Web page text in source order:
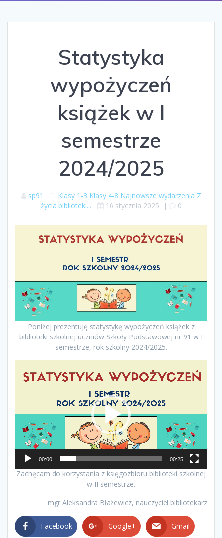
Statystyka
wypożyczeń
książek w I
semestrze
2024/2025
sp91 Klasy 1-3 Klasy 4-8 Najnowsze wydarzenia Z
życia biblioteki...
16 stycznia 2025 | 0
Poniżej prezentuję statystykę wypożyczeń książek z
biblioteki szkolnej uczniów Szkoły Podstawowej nr 91 w I
semestrze, rok szkolny 2024/2025.
video
00:00 00:25
Zachęcam do korzystania z księgozbioru biblioteki szkolnej
w II semestrze.
mgr Aleksandra Błażewicz, nauczyciel bibliotekarz
Facebook Google+ Gmail